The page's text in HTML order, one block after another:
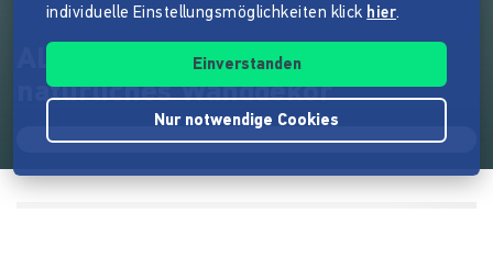
ALWE- ein einzigartiges und
natürliches Wanddekor
individuelle Einstellungsmöglichkeiten klick hier.
Einverstanden
Nur notwendige Cookies